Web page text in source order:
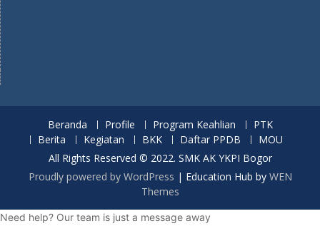
Beranda Profile Program Keahlian
PTK
Berita
Kegiatan BKK Daftar PPDB
MOU
All Rights Reserved © 2022. SMK AK YKPI Bogor
Proudly powered by WordPress | Education Hub by WEN
Themes
Need help? Our team is just a message away